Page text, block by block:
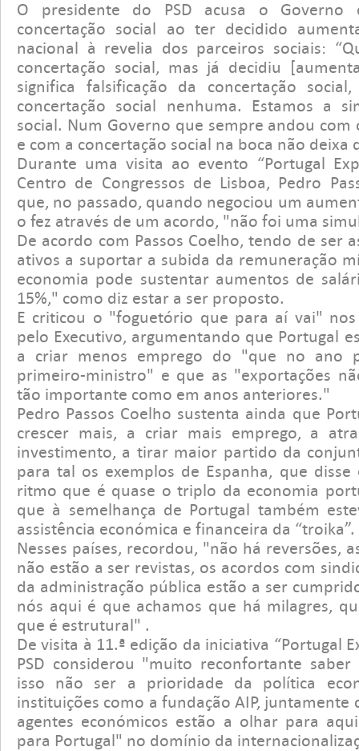
O presidente do PSD acusa o Governo
concertação social ao ter decidido
nacional à revelia dos parceiros sociais:
concertação social, mas já decidiu
significa falsificação da concertação
concertação social nenhuma. Estamos a
social. Num Governo que sempre andou com
e com a concertação social na boca não deixa
Durante uma visita ao evento “Portugal
Centro de Congressos de Lisboa, Pedro
que, no passado, quando negociou um
o fez através de um acordo, "não foi uma
De acordo com Passos Coelho, tendo de ser
ativos a suportar a subida da remuneração
economia pode sustentar aumentos de
15%," como diz estar a ser proposto.
E criticou o "foguetório que para aí vai"
pelo Executivo, argumentando que Portugal
a criar menos emprego do "que no ano
primeiro-ministro" e que as "exportações
tão importante como em anos anteriores."
Pedro Passos Coelho sustenta ainda que
crescer mais, a criar mais emprego, a
investimento, a tirar maior partido da
para tal os exemplos de Espanha, que
ritmo que é quase o triplo da economia
que à semelhança de Portugal também
assistência económica e financeira da “troika”.
Nesses países, recordou, "não há reversões,
não estão a ser revistas, os acordos com
da administração pública estão a ser
nós aqui é que achamos que há milagres,
que é estrutural" .
De visita à 11.ª edição da iniciativa “Portugal
PSD considerou "muito reconfortante
isso não ser a prioridade da política
instituições como a fundação AIP, juntamente
agentes económicos estão a olhar para
para Portugal" no domínio da